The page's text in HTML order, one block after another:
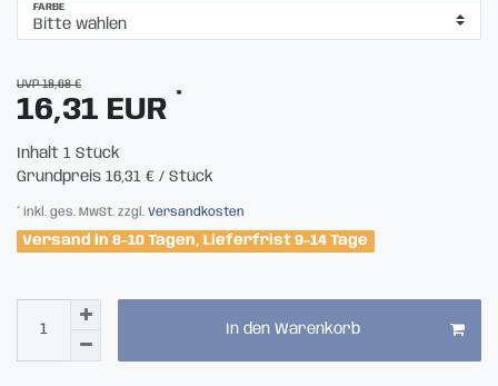
FARBE
UVP 18,68 €
16,31 EUR *
Inhalt 1 Stück
Grundpreis 16,31 € / Stück
* inkl. ges. MwSt. zzgl. Versandkosten
Versand in 8-10 Tagen, Lieferfrist 9-14 Tage
In den Warenkorb